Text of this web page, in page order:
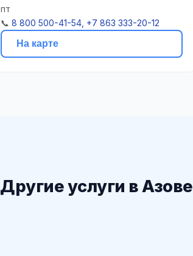
пт
📞 8 800 500-41-54, +7 863 333-20-12
На карте
Другие услуги в Азове